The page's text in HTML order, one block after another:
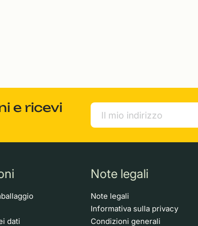
e ricevi
dati
Note legali
Note legali
Informativa sulla privacy
Condizioni generali